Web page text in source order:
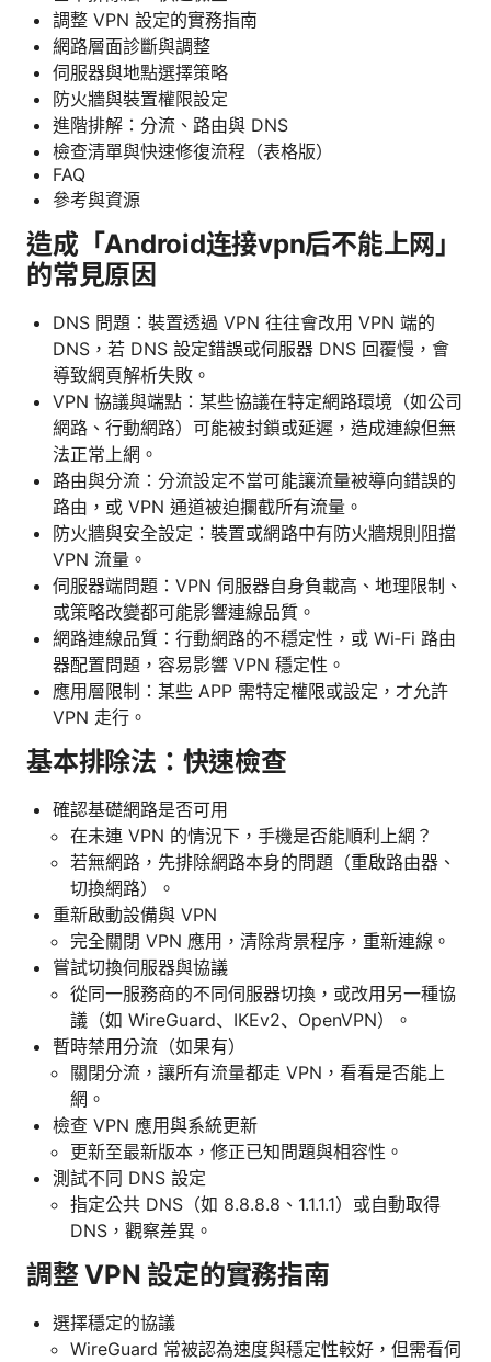
調整 VPN 設定的實務指南
網路層面診斷與調整
伺服器與地點選擇策略
防火牆與裝置權限設定
進階排解：分流、路由與 DNS
檢查清單與快速修復流程（表格版）
FAQ
參考與資源
造成「Android连接vpn后不能上网」
的常見原因
DNS 問題：裝置透過 VPN 往往會改用 VPN 端的
DNS，若 DNS 設定錯誤或伺服器 DNS 回覆慢，會
導致網頁解析失敗。
VPN 協議與端點：某些協議在特定網路環境（如公司
網路、行動網路）可能被封鎖或延遲，造成連線但無
法正常上網。
路由與分流：分流設定不當可能讓流量被導向錯誤的
路由，或 VPN 通道被迫攔截所有流量。
防火牆與安全設定：裝置或網路中有防火牆規則阻擋
VPN 流量。
伺服器端問題：VPN 伺服器自身負載高、地理限制、
或策略改變都可能影響連線品質。
網路連線品質：行動網路的不穩定性，或 Wi‑Fi 路由
器配置問題，容易影響 VPN 穩定性。
應用層限制：某些 APP 需特定權限或設定，才允許
VPN 走行。
基本排除法：快速檢查
確認基礎網路是否可用
在未連 VPN 的情況下，手機是否能順利上網？
若無網路，先排除網路本身的問題（重啟路由器、
切換網路）。
重新啟動設備與 VPN
完全關閉 VPN 應用，清除背景程序，重新連線。
嘗試切換伺服器與協議
從同一服務商的不同伺服器切換，或改用另一種協
議（如 WireGuard、IKEv2、OpenVPN）。
暫時禁用分流（如果有）
關閉分流，讓所有流量都走 VPN，看看是否能上
網。
檢查 VPN 應用與系統更新
更新至最新版本，修正已知問題與相容性。
測試不同 DNS 設定
指定公共 DNS（如 8.8.8.8、1.1.1.1）或自動取得
DNS，觀察差異。
調整 VPN 設定的實務指南
選擇穩定的協議
WireGuard 常被認為速度與穩定性較好，但需看伺